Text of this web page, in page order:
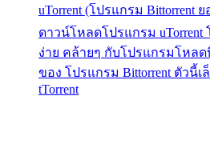
uTorrent (โปรแกรม Bittorrent
ดาวน์โหลดโปรแกรม uTorrent
ง่าย คล้ายๆ กับโปรแกรมโหล
ของ โปรแกรม Bittorrent ตัวนี้
tTorrent